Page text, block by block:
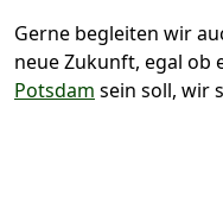
Gerne begleiten wir
neue Zukunft, egal ob
Potsdam sein soll, wir